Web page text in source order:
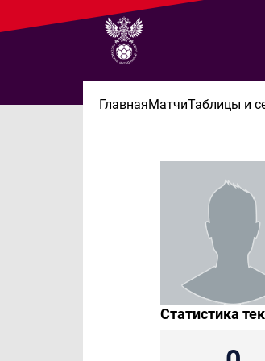
ГлавнаяМатчиТаблицы и
Статистика